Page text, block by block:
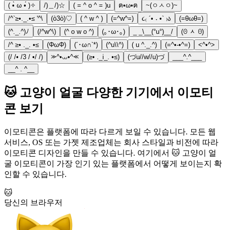
( •̀ ω •́ )✧
/)＿/)☆ ( = ^ o ^ = )u ฅ•ω•ฅ
~(ㅇㅅㅇ)~
/^`≥•._.•≤ '^\
(ò3ò)♡ ( ^ w ^ ) (=^w^=) ૮₍ ´• ˕ •` ₎ა
(=θωθ=)
(^._.^)ﾉ
(/^w^\) (^ o w o ^) (｡･ω･｡) _ _\__(°u°)__/
(ꏿ ᆺ ꏿ)
/^ ≥• ._. •≤
(ΦωΦ) (´･ω∩`*) (^u\\^) ( u ^._.^) (=^•-•^=)
<^•^>
(/ /• /3 / •/ /)
⪼^•⩊•^⪻ (≥• ._i_. •≤) (づu//w//u)づ
___^.^___
__^ . ^__
🐱 고양이 얼굴 다양한 기기에서 이모티
콘 보기
이모티콘은 플랫폼에 따라 다르게 보일 수 있습니다. 모든 웹
서비스, OS 또는 가젯 제조업체는 회사 스타일과 비전에 따라
이모티콘 디자인을 만들 수 있습니다. 여기에서 🐱 고양이 얼
굴 이모티콘이 가장 인기 있는 플랫폼에서 어떻게 보이는지 확
인할 수 있습니다.
🐱
당신의 브라우저